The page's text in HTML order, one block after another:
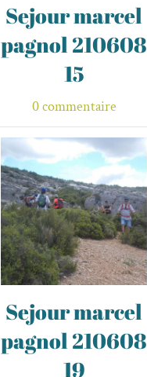
Sejour marcel
pagnol 210608
15
0 commentaire
Sejour marcel
pagnol 210608
19